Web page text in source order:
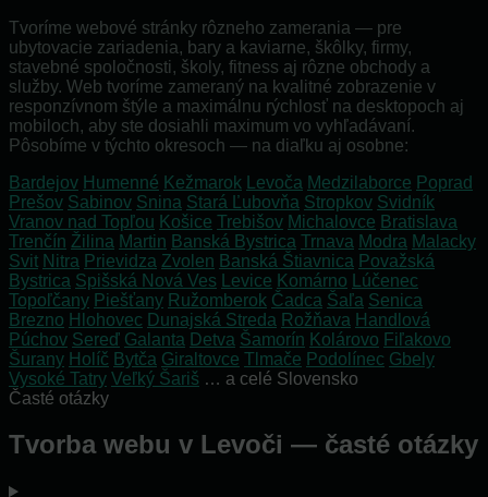
Tvoríme webové stránky rôzneho zamerania — pre
ubytovacie zariadenia, bary a kaviarne, škôlky, firmy,
stavebné spoločnosti, školy, fitness aj rôzne obchody a
služby. Web tvoríme zameraný na kvalitné zobrazenie v
responzívnom štýle a maximálnu rýchlosť na desktopoch aj
mobiloch, aby ste dosiahli maximum vo vyhľadávaní.
Pôsobíme v týchto okresoch — na diaľku aj osobne:
Bardejov Humenné Kežmarok Levoča Medzilaborce Poprad
Prešov Sabinov Snina Stará Ľubovňa Stropkov Svidník
Vranov nad Topľou Košice Trebišov Michalovce Bratislava
Trenčín Žilina Martin Banská Bystrica Trnava Modra Malacky
Svit Nitra Prievidza Zvolen Banská Štiavnica Považská
Bystrica Spišská Nová Ves Levice Komárno
Lúčenec
Topoľčany Piešťany Ružomberok Čadca Šaľa Senica
Brezno Hlohovec Dunajská Streda Rožňava Handlová
Púchov Sereď Galanta Detva Šamorín Kolárovo Fiľakovo
Šurany Holíč Bytča Giraltovce Tlmače Podolínec Gbely
Vysoké Tatry Veľký Šariš … a celé Slovensko
Časté otázky
Tvorba webu v Levoči — časté otázky